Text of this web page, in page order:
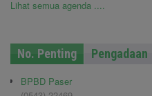
Lihat semua agenda ....
No. Penting Pengadaan
BPBD Paser